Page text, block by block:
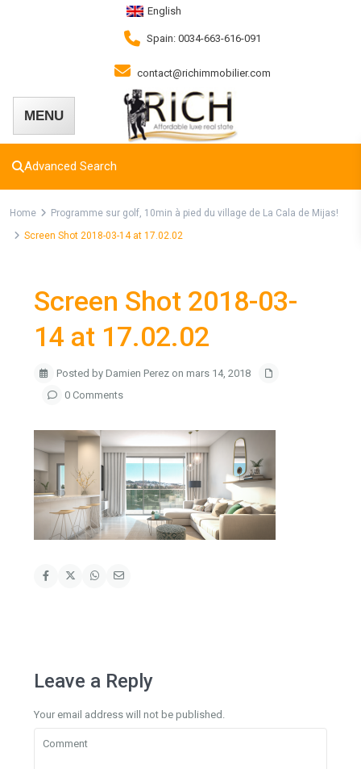
English
Spain: 0034-663-616-091
contact@richimmobilier.com
Advanced Search
Home
Programme sur golf, 10min à pied du village de La Cala de Mijas!
Screen Shot 2018-03-14 at 17.02.02
Screen Shot 2018-03-
14 at 17.02.02
Posted by Damien Perez on mars 14, 2018
0 Comments
Leave a Reply
Your email address will not be published.